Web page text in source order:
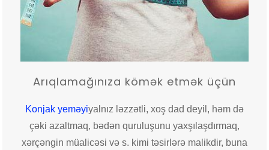
Arıqlamağınıza kömək etmək üçün
Konjak yeməyiyalnız ləzzətli, xoş dad deyil, həm də
çəki azaltmaq, bədən quruluşunu yaxşılaşdırmaq,
xərçəngin müalicəsi və s. kimi təsirlərə malikdir, buna